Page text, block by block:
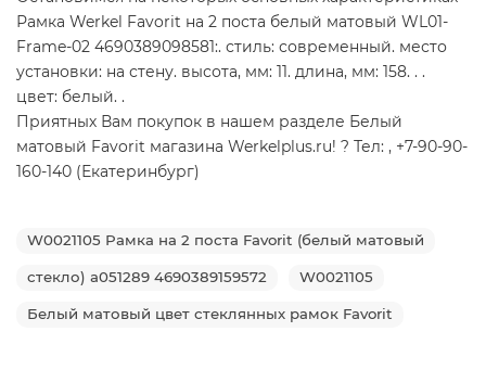
Рамка Werkel Favorit на 2 поста белый матовый WL01-
Frame-02 4690389098581:. стиль: современный. место
установки: на стену. высота, мм: 11. длина, мм: 158. . .
цвет: белый. .
Приятных Вам покупок в нашем разделе Белый
матовый Favorit магазина Werkelplus.ru! ? Тел: , +7-90-90-
160-140 (Екатеринбург)
W0021105 Рамка на 2 поста Favorit (белый матовый
стекло) a051289 4690389159572 W0021105
Белый матовый цвет стеклянных рамок Favorit